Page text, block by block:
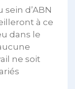
d’ABN
à ce
dans le
ne soit